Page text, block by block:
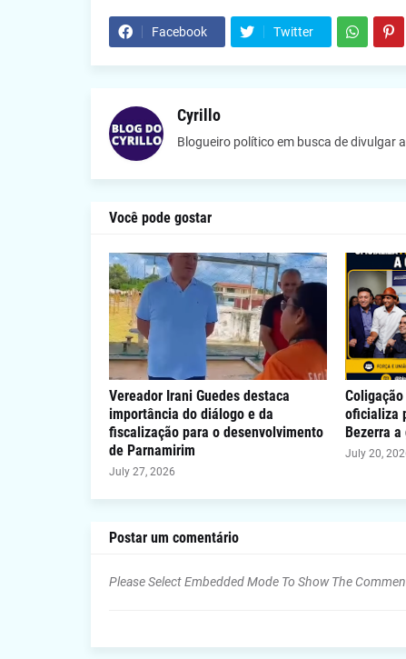
Facebook Twitter
Cyrillo
Blogueiro político em busca de divulgar
Você pode gostar
Vereador Irani Guedes destaca
importância do diálogo e da
fiscalização para o desenvolvimento
de Parnamirim
July 27, 2026
oficializa
Bezerra a
July 20,
Postar um comentário
Please Select Embedded Mode To Show The